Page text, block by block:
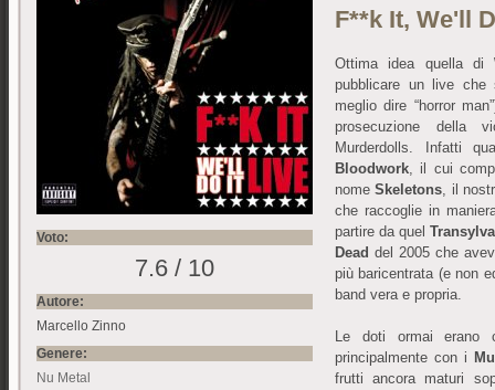
Voto:
7.6 / 10
Autore:
Marcello Zinno
Genere:
Nu Metal
F**k It, We'll
Ottima idea quella di
pubblicare un live
meglio dire “horror
prosecuzione della
Murderdolls. Infatti
Bloodwork, il cui
nomeSkeletons, il
che raccoglie in
partire da quel
Dead del 2005 che
più baricentrata (e non
band vera e propria.
Le doti ormai erano
principalmente con i
frutti ancora maturi